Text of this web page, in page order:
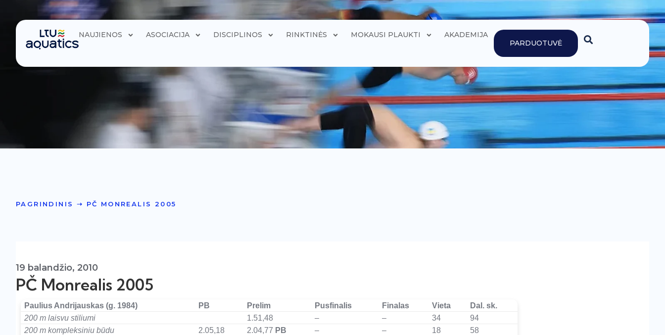
NAUJIENOS ASOCIACIJA DISCIPLINOS RINKTINĖS MOKAUSI PLAUKTI
AKADEMIJA
PARDUOTUVĖ
PAGRINDINIS ➝ PČ MONREALIS 2005
19 balandžio, 2010
PČ Monrealis 2005
Paulius Andrijauskas (g. 1984) PB Prelim Pusfinalis Finalas Vieta
Dal. sk.
200 m laisvu stiliumi
1.51,48 – – 34
94
200 m kompleksiniu būdu
2.05,18 2.04,77 PB – – 18
58